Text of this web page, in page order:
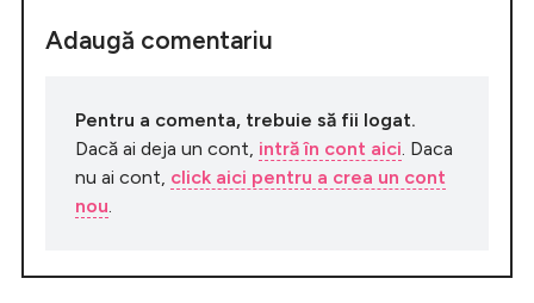
Adaugă comentariu
Pentru a comenta, trebuie să fii logat.
Dacă ai deja un cont, intră în cont aici . Daca
nu ai cont, click aici pentru a crea un cont
nou